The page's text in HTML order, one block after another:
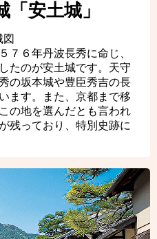
安土城」
７６年丹波長秀に命じ、
たのが安土城です。天守
の坂本城や豊臣秀吉の長
ます。また、京都まで移
の地を選んだとも言われ
残っており、特別史跡に